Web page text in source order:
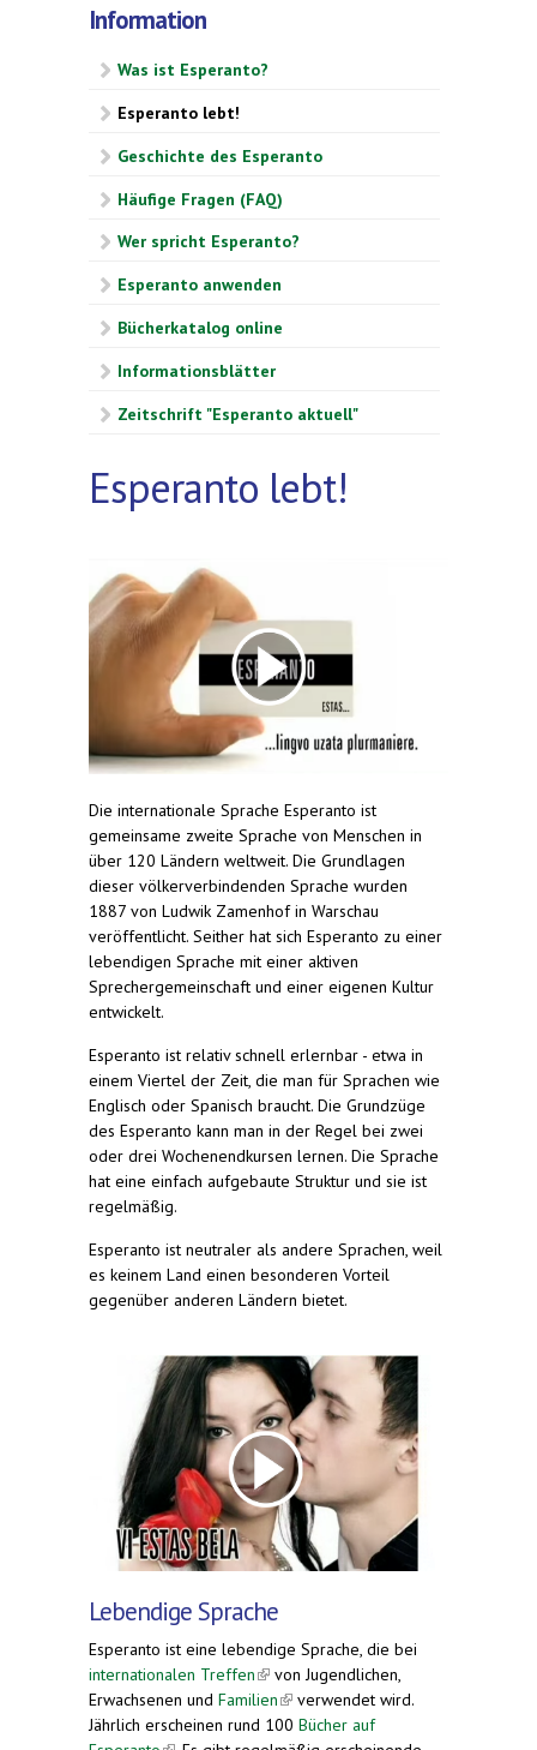
Information
Was ist Esperanto?
Esperanto lebt!
Geschichte des Esperanto
Häufige Fragen (FAQ)
Wer spricht Esperanto?
Esperanto anwenden
Bücherkatalog online
Informationsblätter
Zeitschrift "Esperanto aktuell"
Esperanto lebt!
Die internationale Sprache Esperanto ist
gemeinsame zweite Sprache von Menschen in
über 120 Ländern weltweit. Die Grundlagen
dieser völkerverbindenden Sprache wurden
1887 von Ludwik Zamenhof in Warschau
veröffentlicht. Seither hat sich Esperanto zu einer
lebendigen Sprache mit einer aktiven
Sprechergemeinschaft und einer eigenen Kultur
entwickelt.
Esperanto ist relativ schnell erlernbar - etwa in
einem Viertel der Zeit, die man für Sprachen wie
Englisch oder Spanisch braucht. Die Grundzüge
des Esperanto kann man in der Regel bei zwei
oder drei Wochenendkursen lernen. Die Sprache
hat eine einfach aufgebaute Struktur und sie ist
regelmäßig.
Esperanto ist neutraler als andere Sprachen, weil
es keinem Land einen besonderen Vorteil
gegenüber anderen Ländern bietet.
Lebendige Sprache
Esperanto ist eine lebendige Sprache, die bei
internationalen Treffen(link is external)
von Jugendlichen,
Erwachsenen und Familien(link is external)
verwendet wird.
Jährlich erscheinen rund 100 Bücher auf